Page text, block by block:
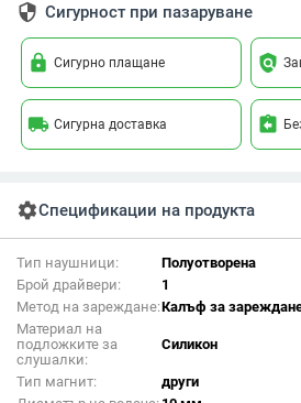
security Сигурност при пазаруване
lock Сигурно плащане policy
local_shipping Сигурна доставка assignment_return
settingsСпецификации на продукта
Тип наушници:
Полуотворена
Брой драйвери:
1
Метод на зареждане:Калъф за
Материал на
подложките за
слушалки:
Силикон
Тип магнит:
други